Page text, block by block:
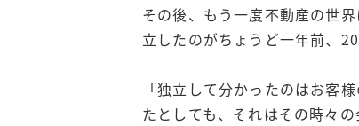
その後、もう一度不動産の世
立したのがちょうど一年前、
「独立して分かったのはお客
たとしても、それはその時々